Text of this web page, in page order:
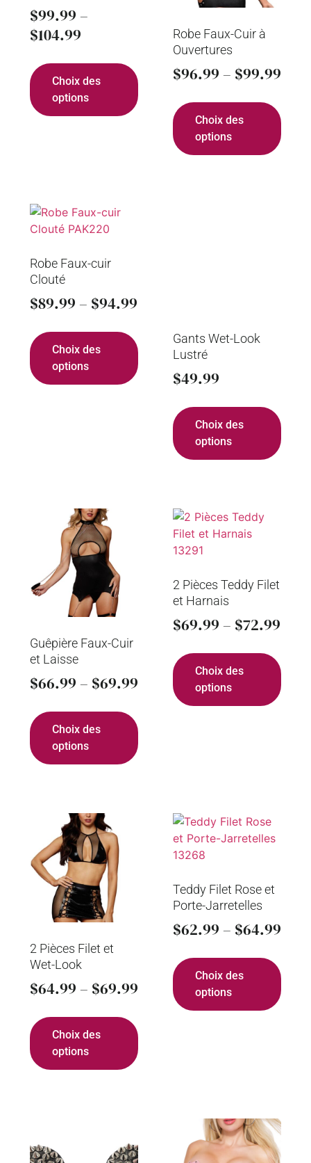
$99.99 –
$104.99
Choix des
options
Robe Faux-Cuir à
Ouvertures
$96.99 – $99.99
Choix des
options
Robe Faux-cuir
Clouté
$89.99 – $94.99
Choix des
options
Gants Wet-Look
Lustré
$49.99
Choix des
options
Guêpière Faux-Cuir
et Laisse
$66.99 – $69.99
Choix des
options
2 Pièces Teddy Filet
et Harnais
$69.99 – $72.99
Choix des
options
2 Pièces Filet et
Wet-Look
$64.99 – $69.99
Choix des
options
Teddy Filet Rose et
Porte-Jarretelles
$62.99 – $64.99
Choix des
options